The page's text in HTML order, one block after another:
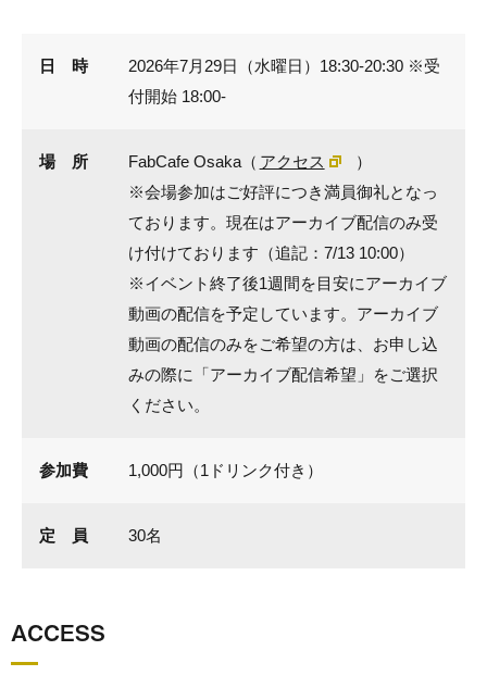
日 時
2026年7月29日（水曜日）18:30-20:30 ※受
付開始 18:00-
場 所 FabCafe Osaka（ アクセス
）
※会場参加はご好評につき満員御礼となっ
ております。現在はアーカイブ配信のみ受
け付けております（追記：7/13 10:00）
※イベント終了後1週間を目安にアーカイブ
動画の配信を予定しています。アーカイブ
動画の配信のみをご希望の方は、お申し込
みの際に「アーカイブ配信希望」をご選択
ください。
参加費 1,000円（1ドリンク付き）
定 員 30名
ACCESS